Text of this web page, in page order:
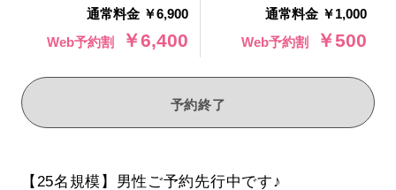
通常料金 ￥6,900
Web予約割
￥6,400
通常料金 ￥1,000
Web予約割
￥500
予約終了
【25名規模】男性ご予約先行中です♪